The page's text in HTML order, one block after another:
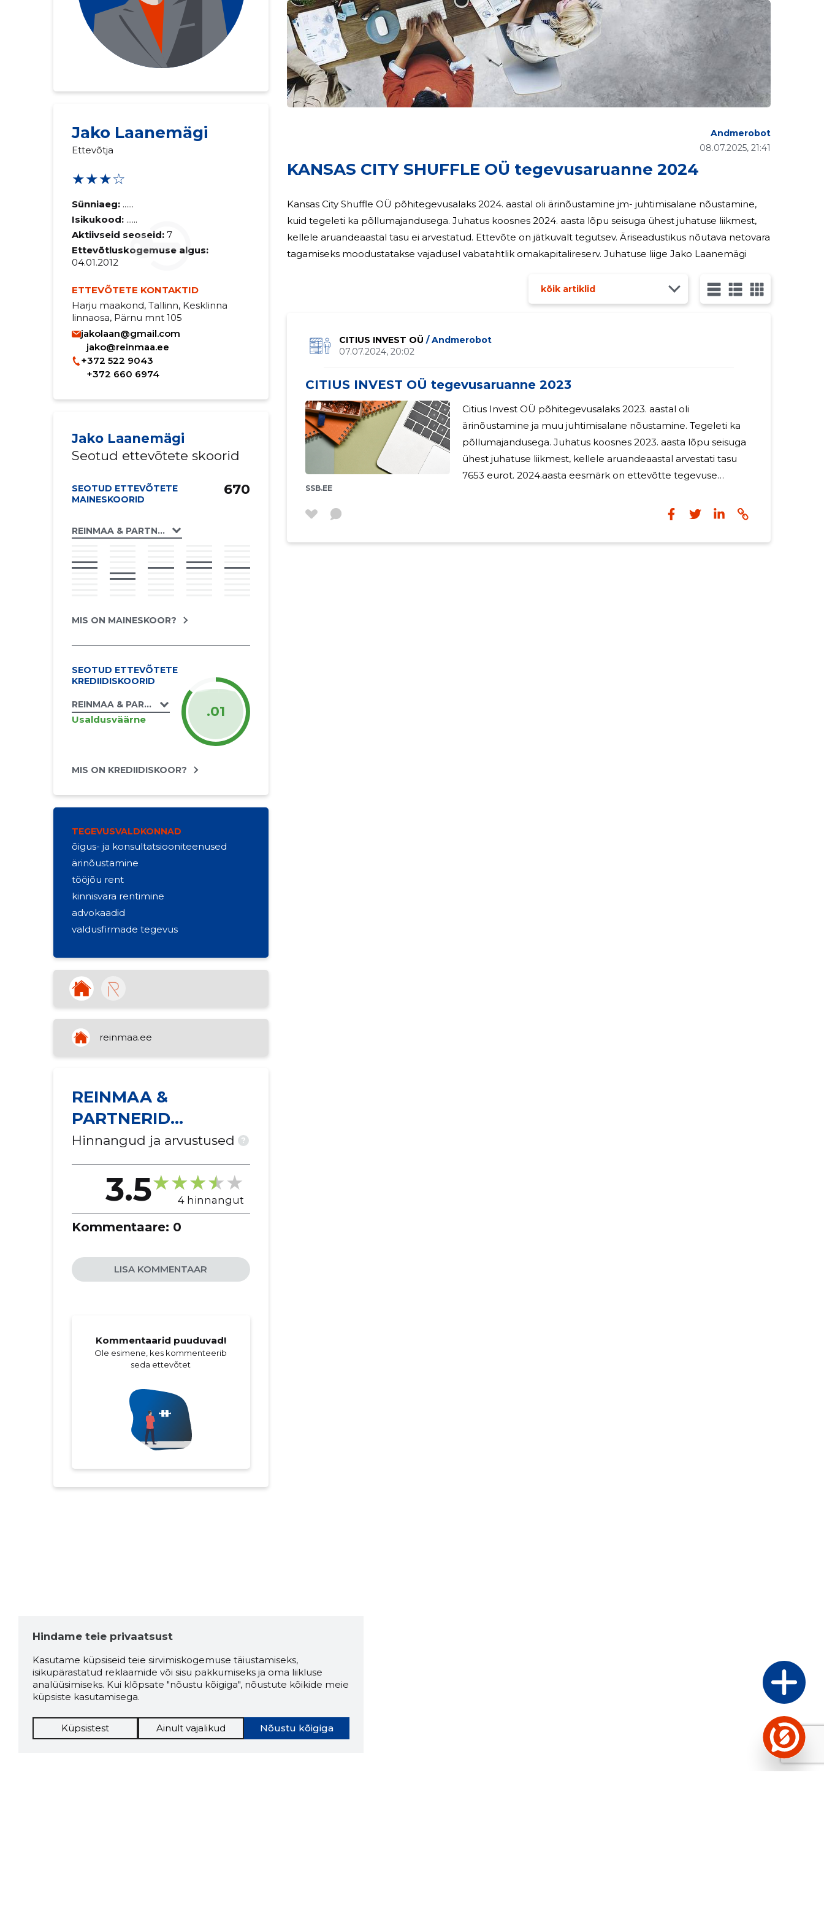
Jako Laanemägi
Ettevõtja
★★★☆
Sünniaeg: ......
Isikukood: ......
Aktiivseid seoseid: 7
Ettevõtluskogemuse algus:
04.01.2012
ETTEVÕTETE KONTAKTID
Harju maakond, Tallinn, Kesklinna
linnaosa, Pärnu mnt 105
jakolaan@gmail.com
jako@reinmaa.ee
+372 522 9043
+372 660 6974
Jako Laanemägi
Seotud ettevõtete skoorid
SEOTUD ETTEVÕTETE
MAINESKOORID
REINMAA & PARTNERID ADVOKAADIBÜROO OÜ
670
MIS ON MAINESKOOR?
SEOTUD ETTEVÕTETE
KREDIIDISKOORID
REINMAA & PARTNERID ADVOKAADIBÜROO OÜ
Usaldusväärne .01
MIS ON KREDIIDISKOOR?
TEGEVUSVALDKONNAD
õigus- ja konsultatsiooniteenused
ärinõustamine
tööjõu rent
kinnisvara rentimine
advokaadid
valdusfirmade tegevus
reinmaa.ee
REINMAA &
PARTNERID
ADVOKAADIBÜROO
OÜ
Hinnangud ja arvustused ?
3.5 4 hinnangut
Kommentaare: 0
LISA KOMMENTAAR
Kommentaarid puuduvad!
Ole esimene, kes kommenteerib
seda ettevõtet
KANSAS CITY SHUFFLE OÜ tegevusaruanne 2024
08.07.2025, 21:41
Andmerobot
Kansas City Shuffle OÜ põhitegevusalaks 2024. aastal oli ärinõustamine jm- juhtimisalane nõustamine,
kuid tegeleti ka põllumajandusega. Juhatus koosnes 2024. aasta lõpu seisuga ühest juhatuse liikmest,
kellele aruandeaastal tasu ei arvestatud. Ettevõte on jätkuvalt tegutsev. Äriseadustikus nõutava netovara
tagamiseks moodustatakse vajadusel vabatahtlik omakapitalireserv. Juhatuse liige Jako Laanemägi
kõik artiklid
CITIUS INVEST OÜ / Andmerobot
07.07.2024, 20:02
CITIUS INVEST OÜ tegevusaruanne 2023
SSB.EE
Citius Invest OÜ põhitegevusalaks 2023. aastal oli
ärinõustamine ja muu juhtimisalane nõustamine. Tegeleti ka
põllumajandusega. Juhatus koosnes 2023. aasta lõpu seisuga
ühest juhatuse liikmest, kellele aruandeaastal arvestati tasu
7653 eurot. 2024.aasta eesmärk on ettevõtte tegevuse
Sinu kommentaar
Hindame teie privaatsust
Kasutame küpsiseid teie sirvimiskogemuse täiustamiseks,
isikupärastatud reklaamide või sisu pakkumiseks ja oma liikluse
analüüsimiseks. Kui klõpsate "nõustu kõigiga", nõustute kõikide meie
küpsiste kasutamisega.
Nõustu kõigiga
Küpsistest Ainult vajalikud